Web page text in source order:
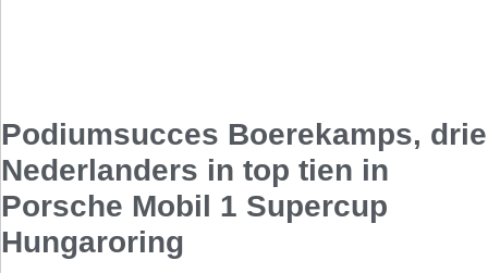
Podiumsucces Boerekamps, drie
Nederlanders in top tien in
Porsche Mobil 1 Supercup
Hungaroring